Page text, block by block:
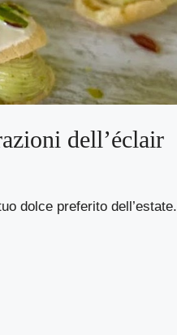
dell’éclair
dolce preferito dell’estate.